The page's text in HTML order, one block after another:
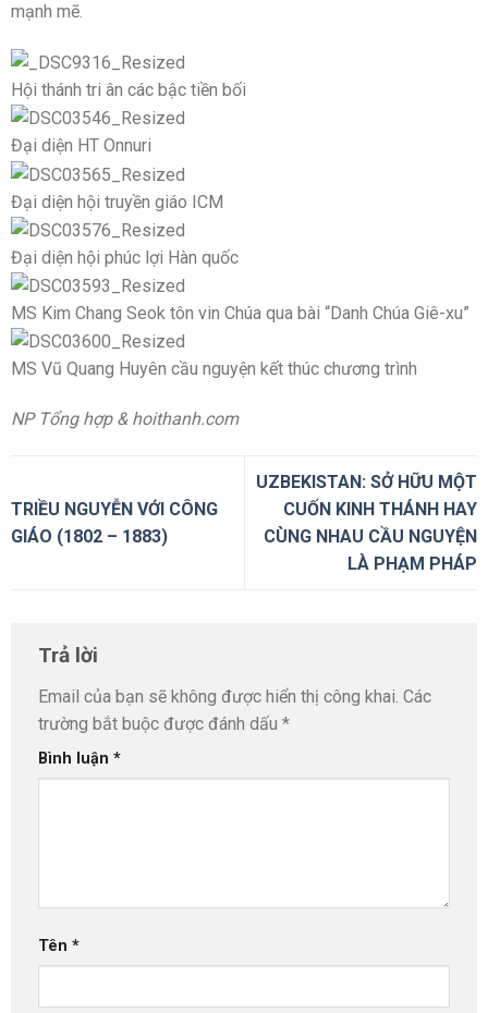
mạnh mẽ.
Hội thánh tri ân các bậc tiền bối
Đại diện HT Onnuri
Đại diện hội truyền giáo ICM
Đại diện hội phúc lợi Hàn quốc
MS Kim Chang Seok tôn vin Chúa qua bài “Danh Chúa Giê-xu”
MS Vũ Quang Huyên cầu nguyện kết thúc chương trình
NP Tổng hợp & hoithanh.com
TRIỀU NGUYỄN VỚI CÔNG
GIÁO (1802 – 1883)
UZBEKISTAN: SỞ HỮU MỘT
CUỐN KINH THÁNH HAY
CÙNG NHAU CẦU NGUYỆN
LÀ PHẠM PHÁP
Trả lời
Email của bạn sẽ không được hiển thị công khai. Các
trường bắt buộc được đánh dấu *
Bình luận *
Tên *